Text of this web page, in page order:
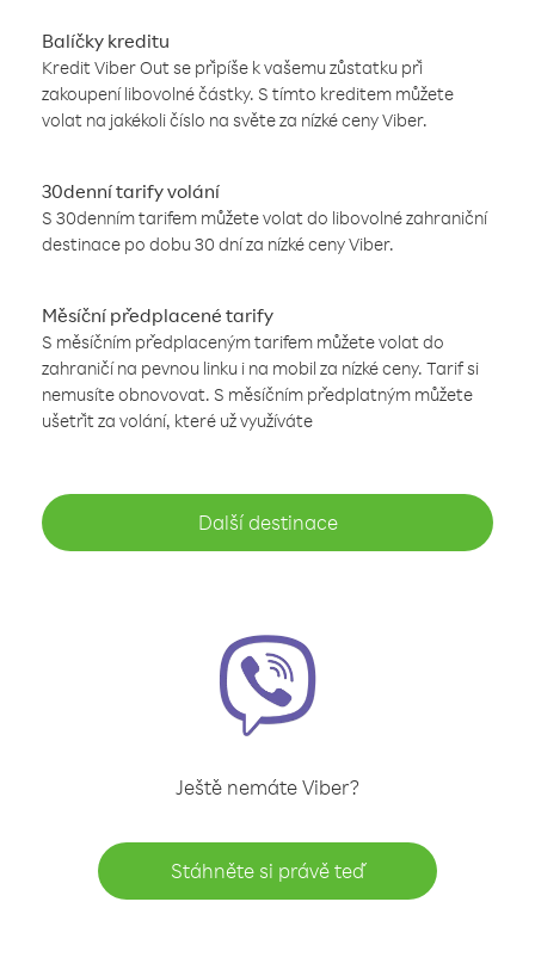
Balíčky kreditu
Kredit Viber Out se připíše k vašemu zůstatku při
zakoupení libovolné částky. S tímto kreditem můžete
volat na jakékoli číslo na světe za nízké ceny Viber.
30denní tarify volání
S 30denním tarifem můžete volat do libovolné zahraniční
destinace po dobu 30 dní za nízké ceny Viber.
Měsíční předplacené tarify
S měsíčním předplaceným tarifem můžete volat do
zahraničí na pevnou linku i na mobil za nízké ceny. Tarif si
nemusíte obnovovat. S měsíčním předplatným můžete
ušetřit za volání, které už využíváte
Další destinace
Ještě nemáte Viber?
Stáhněte si právě teď